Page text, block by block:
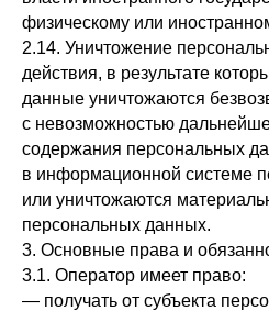
физическому или
2.14. Уничтожение
действия, в результате
данные уничтожаются
с невозможностью
содержания персональных
в информационной системе
или уничтожаются
персональных данных.
3. Основные права и
3.1. Оператор имеет право:
— получать от субъекта